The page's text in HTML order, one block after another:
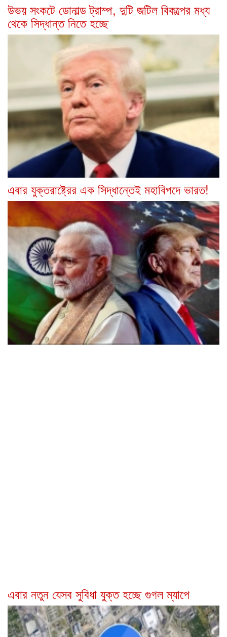
উভয় সংকটে ডোনাল্ড ট্রাম্প, দুটি জটিল বিকল্পের মধ্য
থেকে সিদ্ধান্ত নিতে হচ্ছে
এবার যুক্তরাষ্ট্রের এক সিদ্ধান্তেই মহাবিপদে ভারত!
এবার নতুন যেসব সুবিধা যুক্ত হচ্ছে গুগল ম্যাপে